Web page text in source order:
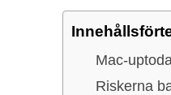
Mac-
Riskerna